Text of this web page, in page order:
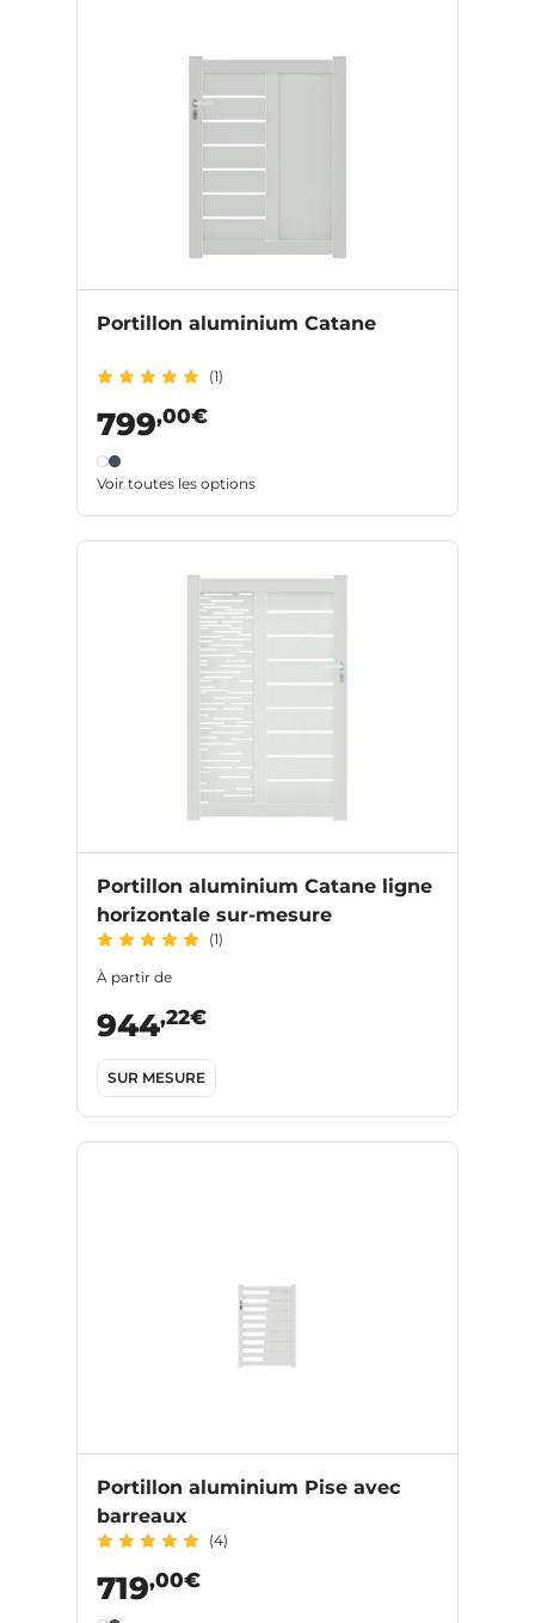
Portillon aluminium Catane
(1)
799,00€
Voir toutes les options
Portillon aluminium Catane ligne
horizontale sur-mesure
(1)
À partir de
944,22€
SUR MESURE
Portillon aluminium Pise avec
barreaux
(4)
719,00€